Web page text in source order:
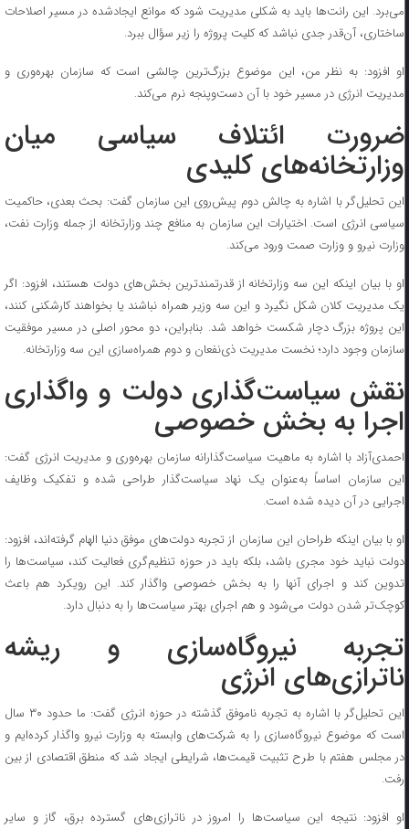
می‌برد. این رانت‌ها باید به شکلی مدیریت شود که موانع ایجادشده در مسیر اصلاحات
ساختاری، آن‌قدر جدی نباشد که کلیت پروژه را زیر سؤال ببرد.
او افزود: به نظر من، این موضوع بزرگ‌ترین چالشی است که سازمان بهره‌وری و
مدیریت انرژی در مسیر خود با آن دست‌وپنجه نرم می‌کند.
ضرورت ائتلاف سیاسی میان
وزارتخانه‌های کلیدی
این تحلیل‌گر با اشاره به چالش دوم پیش‌روی این سازمان گفت: بحث بعدی، حاکمیت
سیاسی انرژی است. اختیارات این سازمان به منافع چند وزارتخانه از جمله وزارت نفت،
وزارت نیرو و وزارت صمت ورود می‌کند.
او با بیان اینکه این سه وزارتخانه از قدرتمندترین بخش‌های دولت هستند، افزود: اگر
یک مدیریت کلان شکل نگیرد و این سه وزیر همراه نباشند یا بخواهند کارشکنی کنند،
این پروژه بزرگ دچار شکست خواهد شد. بنابراین، دو محور اصلی در مسیر موفقیت
سازمان وجود دارد؛ نخست مدیریت ذی‌نفعان و دوم همراه‌سازی این سه وزارتخانه.
نقش سیاست‌گذاری دولت و واگذاری
اجرا به بخش خصوصی
احمدی‌آزاد با اشاره به ماهیت سیاست‌گذارانه سازمان بهره‌وری و مدیریت انرژی گفت:
این سازمان اساساً به‌عنوان یک نهاد سیاست‌گذار طراحی شده و تفکیک وظایف
اجرایی در آن دیده شده است.
او با بیان اینکه طراحان این سازمان از تجربه دولت‌های موفق دنیا الهام گرفته‌اند، افزود:
دولت نباید خود مجری باشد، بلکه باید در حوزه تنظیم‌گری فعالیت کند، سیاست‌ها را
تدوین کند و اجرای آنها را به بخش خصوصی واگذار کند. این رویکرد هم باعث
کوچک‌تر شدن دولت می‌شود و هم اجرای بهتر سیاست‌ها را به دنبال دارد.
تجربه نیروگاه‌سازی و ریشه
ناترازی‌های انرژی
این تحلیل‌گر با اشاره به تجربه ناموفق گذشته در حوزه انرژی گفت: ما حدود ۳۰ سال
است که موضوع نیروگاه‌سازی را به شرکت‌های وابسته به وزارت نیرو واگذار کرده‌ایم و
در مجلس هفتم با طرح تثبیت قیمت‌ها، شرایطی ایجاد شد که منطق اقتصادی از بین
رفت.
او افزود: نتیجه این سیاست‌ها را امروز در ناترازی‌های گسترده برق، گاز و سایر